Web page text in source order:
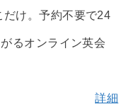
だけ。予約不要で24
るオンライン英会
詳細